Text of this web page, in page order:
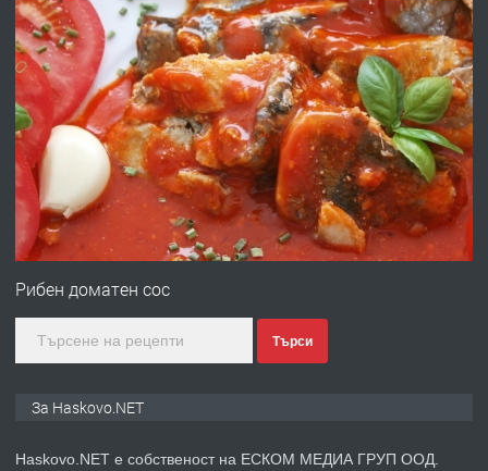
ХАСКОВО
преди 3 дни
ПРЕДЛАГА Давам гараж под наем
преди 3 дни
ПРЕДЛАГА
№4120 Магазин/Офис под наем в кв.
градската градина!
Рибен доматен сос
Търси
За Haskovo.NET
Haskovo.NET е собственост на ЕСКОМ МЕДИА ГРУП ООД.